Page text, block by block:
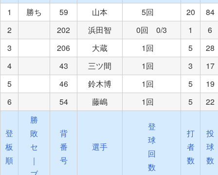
1 勝ち 59 山本 5回 20
84
2
202 浜田智 0回 0/3 1
6
3
206 大蔵 1回 5
28
4
43 三ツ間 1回 3
17
5
46 鈴木博 1回 5
19
6
54 藤嶋 1回 5 22
登
板
順
勝
敗
セ
｜
背
番
号
選手
登
球
回
数
打
者
数
投
球
数